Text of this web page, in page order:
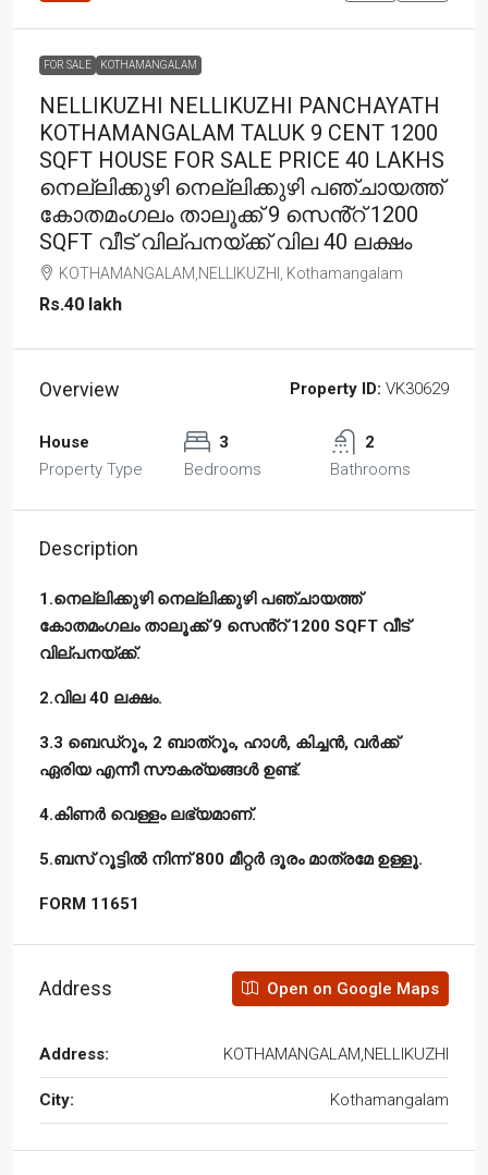
FOR SALE KOTHAMANGALAM
NELLIKUZHI NELLIKUZHI PANCHAYATH
KOTHAMANGALAM TALUK 9 CENT 1200
SQFT HOUSE FOR SALE PRICE 40 LAKHS
നെല്ലിക്കുഴി നെല്ലിക്കുഴി പഞ്ചായത്ത്
കോതമംഗലം താലൂക്ക് 9 സെൻ്റ് 1200
SQFT വീട് വില്പനയ്ക്ക് വില 40 ലക്ഷം
KOTHAMANGALAM,NELLIKUZHI, Kothamangalam
Rs.40 lakh
Overview Property ID: VK30629
House
Property Type
3
Bedrooms
2
Bathrooms
Description
1.നെല്ലിക്കുഴി നെല്ലിക്കുഴി പഞ്ചായത്ത്
കോതമംഗലം താലൂക്ക് 9 സെൻ്റ് 1200 SQFT വീട്
വില്പനയ്ക്ക്.
2.വില 40 ലക്ഷം.
3.3 ബെഡ്റൂം, 2 ബാത്റൂം, ഹാൾ, കിച്ചൻ, വർക്ക്
ഏരിയ എന്നീ സൗകര്യങ്ങൾ ഉണ്ട്.
4.കിണർ വെള്ളം ലഭ്യമാണ്.
5.ബസ് റൂട്ടിൽ നിന്ന് 800 മീറ്റർ ദൂരം മാത്രമേ ഉള്ളൂ.
FORM 11651
Address Open on Google Maps
Address: KOTHAMANGALAM,NELLIKUZHI
City: Kothamangalam